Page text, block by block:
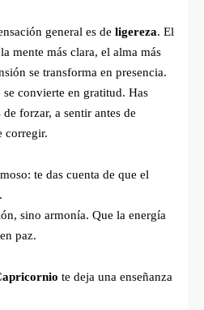
general es de ligereza. El
mente más clara, el alma más
se transforma en presencia.
convierte en gratitud. Has
forzar, a sentir antes de
corregir.
te das cuenta de que el
sino armonía. Que la energía
paz.
te deja una enseñanza